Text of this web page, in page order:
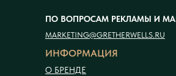
ИНФОРМАЦИЯ
О БРЕНДЕ
ПО ВОПРОСАМ РЕКЛАМЫ И
MARKETING@GRETHERWELLS.RU